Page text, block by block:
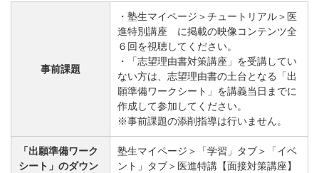
事前課題
・塾生マイページ＞チュートリアル＞医
進特別講座 に掲載の映像コンテンツ全
６回を視聴してください。
・「志望理由書対策講座」を受講してい
ない方は、志望理由書の土台となる「出
願準備ワークシート」を講義当日までに
作成して参加してください。
※事前課題の添削指導は行いません。
「出願準備ワーク
シート」のダウン
塾生マイページ＞「学習」タブ＞「イベ
ント」タブ＞医進特講【面接対策講座】